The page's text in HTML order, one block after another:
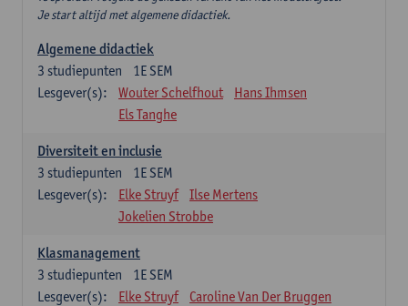
Je start altijd met algemene didactiek.
Algemene didactiek
1E SEM
3 studiepunten
Lesgever(s):
Wouter Schelfhout
Hans Ihmsen
Els Tanghe
Diversiteit en inclusie
1E SEM
3 studiepunten
Lesgever(s):
Elke Struyf
Ilse Mertens
Jokelien Strobbe
Klasmanagement
1E SEM
3 studiepunten
Lesgever(s):
Elke Struyf Caroline Van Der Bruggen